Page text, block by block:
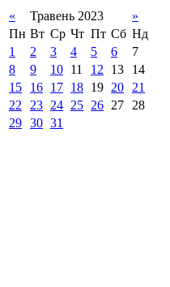
« Травень 2023
»
Пн Вт Ср Чт Пт Сб Нд
1
2 3 4 5 6
7
8
9 10 11 12 13
14
15
16 17 18 19 20
21
22
23 24 25 26 27
28
29 30 31